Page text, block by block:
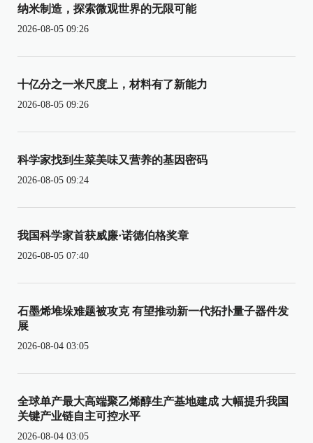
纳米制造，探索微观世界的无限可能
2026-08-05 09:26
十亿分之一米尺度上，材料有了新能力
2026-08-05 09:26
科学家找到生菜美味又营养的基因密码
2026-08-05 09:24
我国科学家首获威廉·诺德伯格奖章
2026-08-05 07:40
石墨烯堆垛难题被攻克 有望推动新一代拓扑量子器件发
展
2026-08-04 03:05
全球单产最大高端聚乙烯醇生产基地建成 大幅提升我国
关键产业链自主可控水平
2026-08-04 03:05